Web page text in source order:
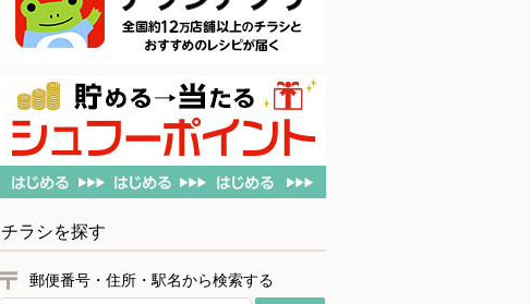
チラシを探す
郵便番号・住所・駅名から検索する